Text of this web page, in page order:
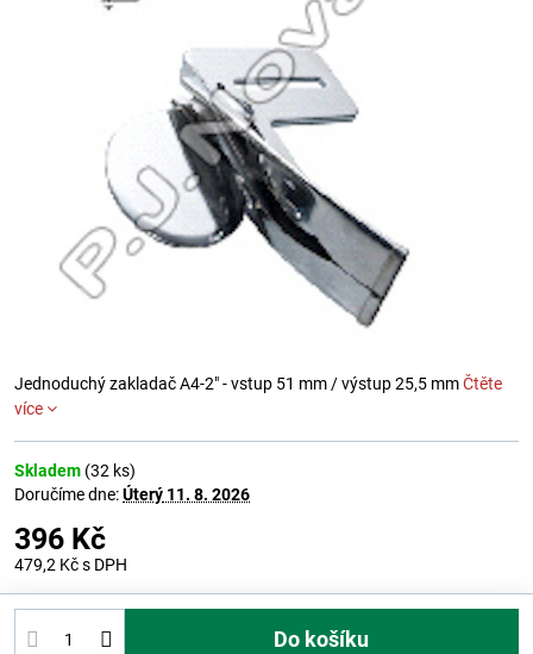
Jednoduchý zakladač A4-2" - vstup 51 mm / výstup 25,5 mmČtěte
více
Skladem (32 ks)
Doručíme dne:Úterý 11. 8. 2026
396 Kč
479,2 Kčs DPH
Do košíku